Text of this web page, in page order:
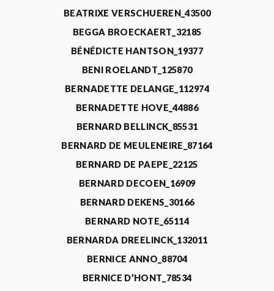
BEATRIXE VERSCHUEREN_43500
BEGGA BROECKAERT_32185
BÉNÉDICTE HANTSON_19377
BENI ROELANDT_125870
BERNADETTE DELANGE_112974
BERNADETTE HOVE_44886
BERNARD BELLINCK_85531
BERNARD DE MEULENEIRE_87164
BERNARD DE PAEPE_22125
BERNARD DECOEN_16909
BERNARD DEKENS_30166
BERNARD NOTE_65114
BERNARDA DREELINCK_132011
BERNICE ANNO_88704
BERNICE D’HONT_78534